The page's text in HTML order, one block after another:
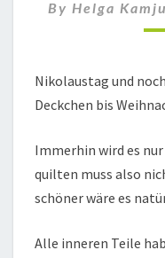
By Helga
Nikolaustag und
Deckchen bis
Immerhin wird es
quilten muss also
schöner wäre es
Alle inneren Teile